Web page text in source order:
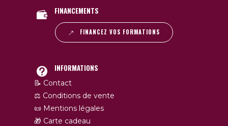
FINANCEMENTS
FINANCEZ VOS FORMATIONS
INFORMATIONS
📝 Contact
⚖️ Conditions de vente
📜 Mentions légales
🎁 Carte cadeau